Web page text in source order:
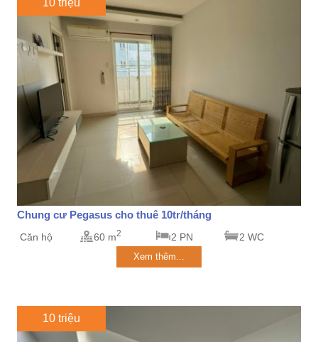
10 triệu
Chung cư Pegasus cho thuê 10tr/tháng
Căn hộ 60 m2 2 PN 2 WC
Xem thêm...
10 triệu